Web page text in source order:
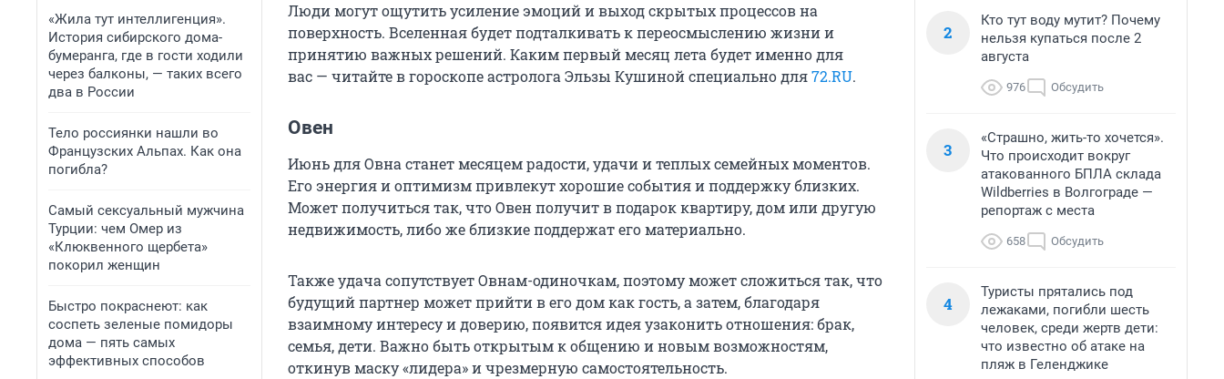
«Жила тут интеллигенция».
История сибирского дома-
бумеранга, где в гости ходили
через балконы, — таких всего
два в России
Тело россиянки нашли во
Французских Альпах. Как она
погибла?
Самый сексуальный мужчина
Турции: чем Омер из
«Клюквенного щербета»
покорил женщин
Быстро покраснеют: как
соспеть зеленые помидоры
дома — пять самых
эффективных способов
Люди могут ощутить усиление эмоций и выход скрытых процессов на
поверхность. Вселенная будет подталкивать к переосмыслению жизни и
принятию важных решений. Каким первый месяц лета будет именно для
вас — читайте в гороскопе астролога Эльзы Кушиной специально для72.RU.
Овен
Июнь для Овна станет месяцем радости, удачи и теплых семейных моментов.
Его энергия и оптимизм привлекут хорошие события и поддержку близких.
Может получиться так, что Овен получит в подарок квартиру, дом или другую
недвижимость, либо же близкие поддержат его материально.
Также удача сопутствует Овнам-одиночкам, поэтому может сложиться так, что
будущий партнер может прийти в его дом как гость, а затем, благодаря
взаимному интересу и доверию, появится идея узаконить отношения: брак,
семья, дети. Важно быть открытым к общению и новым возможностям,
откинув маску «лидера» и чрезмерную самостоятельность.
2
Кто тут воду мутит? Почему
нельзя купаться после 2
августа
976 Обсудить
3
«Страшно, жить-то хочется».
Что происходит вокруг
атакованного БПЛА склада
Wildberries в Волгограде —
репортаж с места
658 Обсудить
4
Туристы прятались под
лежаками, погибли шесть
человек, среди жертв дети:
что известно об атаке на
пляж в Геленджике